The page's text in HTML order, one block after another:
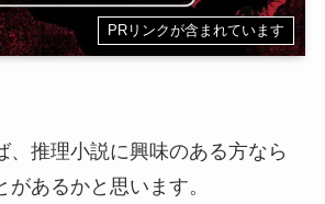
PRリンクが含まれています
、推理小説に興味のある方なら
あるかと思います。